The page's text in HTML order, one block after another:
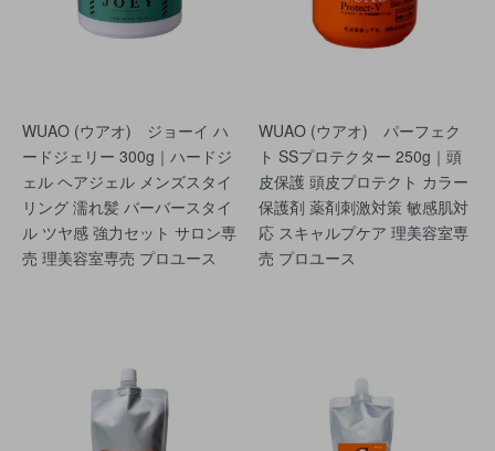
WUAO (ウアオ) ジョーイ ハ
ードジェリー 300g｜ハードジ
ェル ヘアジェル メンズスタイ
リング 濡れ髪 バーバースタイ
ル ツヤ感 強力セット サロン専
売 理美容室専売 プロユース
WUAO (ウアオ) パーフェク
ト SSプロテクター 250g｜頭
皮保護 頭皮プロテクト カラー
保護剤 薬剤刺激対策 敏感肌対
応 スキャルプケア 理美容室専
売 プロユース